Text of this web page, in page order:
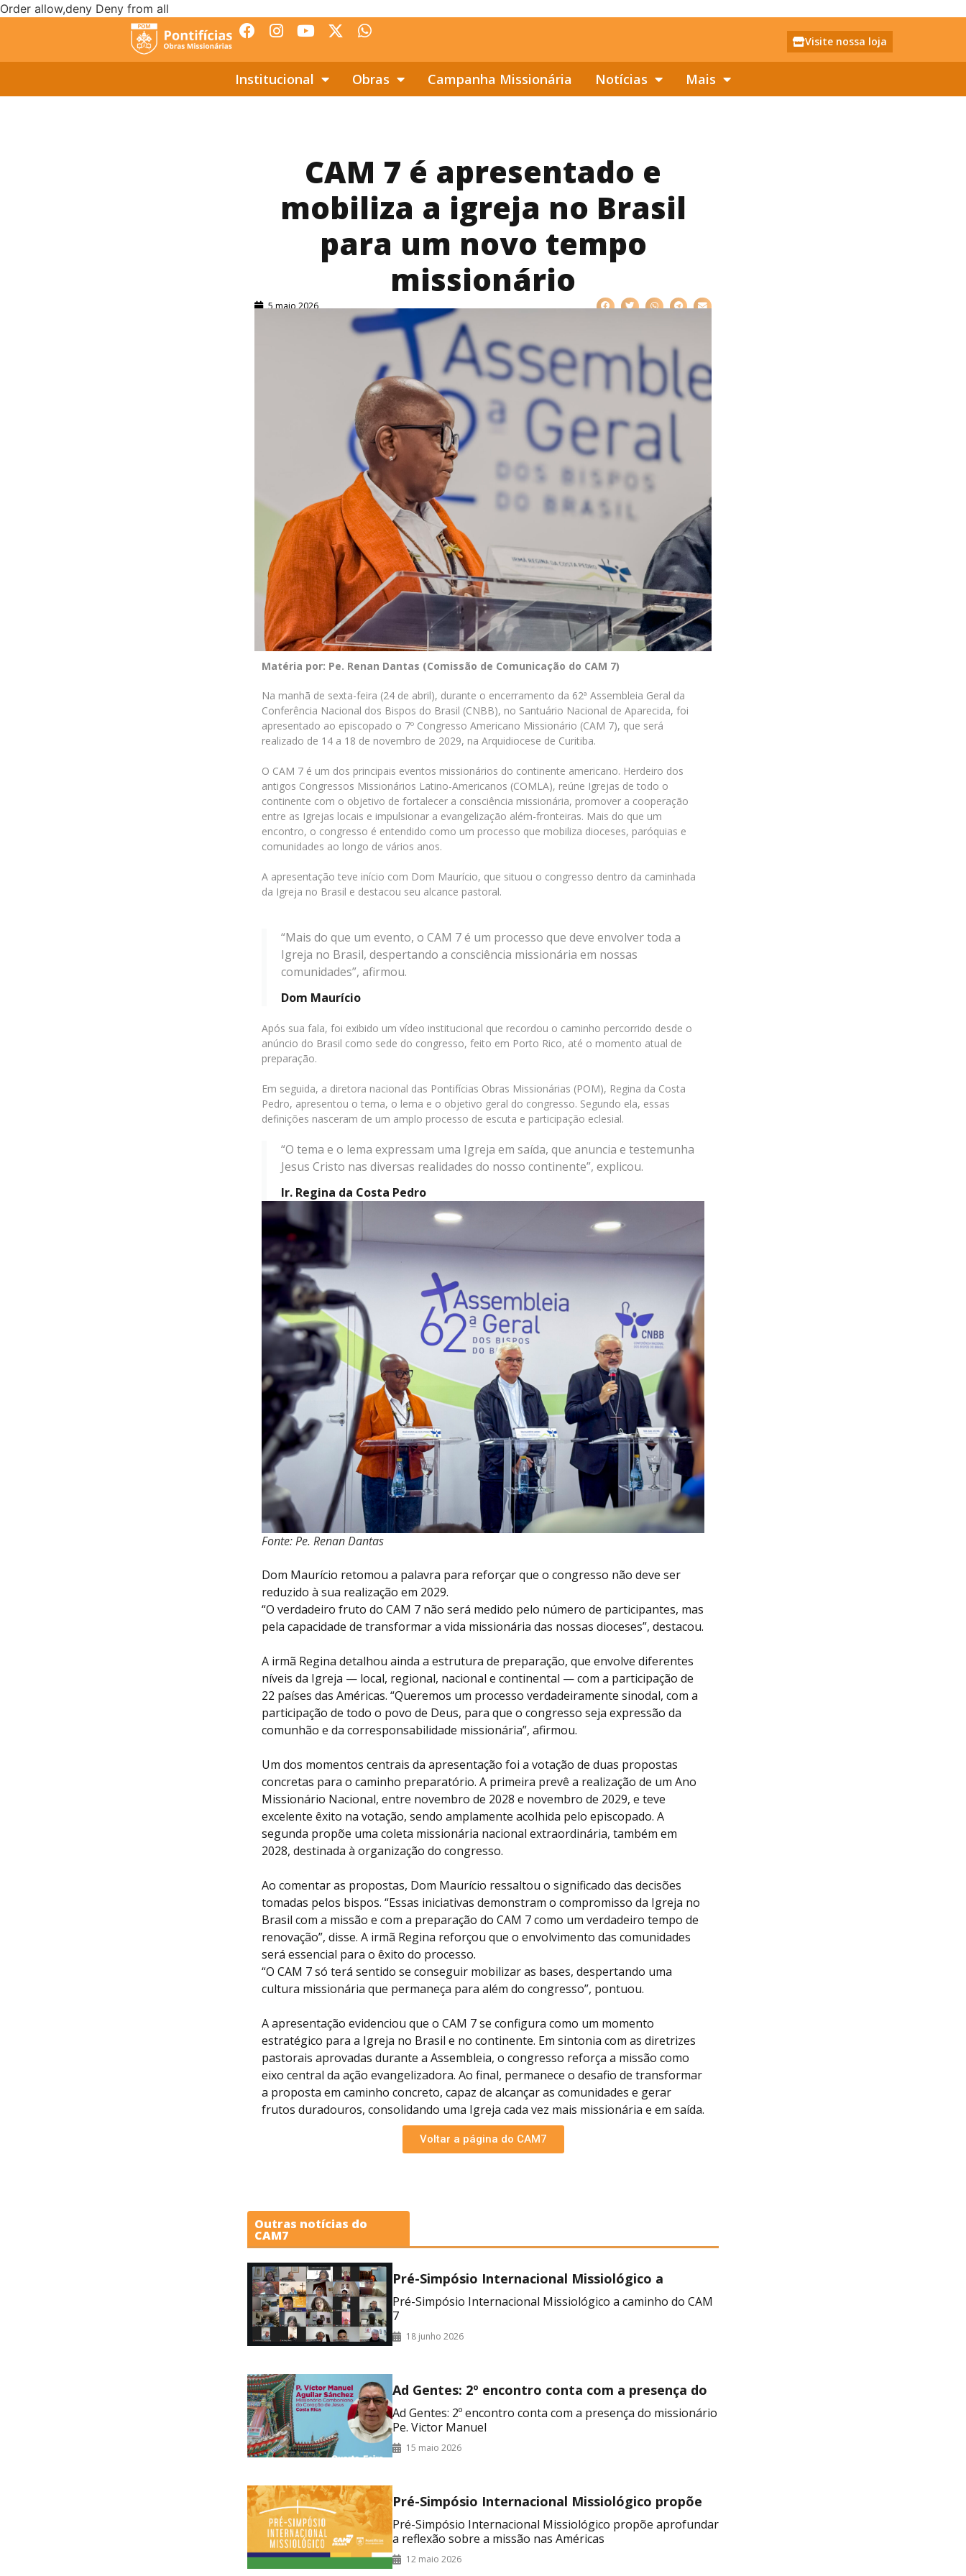
Order allow,deny Deny from all
Visite nossa loja
Institucional Obras Campanha Missionária Notícias Mais
CAM 7 é apresentado e
mobiliza a igreja no Brasil
para um novo tempo
missionário
5 maio 2026
Matéria por: Pe. Renan Dantas (Comissão de Comunicação do CAM 7)
Na manhã de sexta-feira (24 de abril), durante o encerramento da 62ª Assembleia Geral da
Conferência Nacional dos Bispos do Brasil (CNBB), no Santuário Nacional de Aparecida, foi
apresentado ao episcopado o 7º Congresso Americano Missionário (CAM 7), que será
realizado de 14 a 18 de novembro de 2029, na Arquidiocese de Curitiba.
O CAM 7 é um dos principais eventos missionários do continente americano. Herdeiro dos
antigos Congressos Missionários Latino-Americanos (COMLA), reúne Igrejas de todo o
continente com o objetivo de fortalecer a consciência missionária, promover a cooperação
entre as Igrejas locais e impulsionar a evangelização além-fronteiras. Mais do que um
encontro, o congresso é entendido como um processo que mobiliza dioceses, paróquias e
comunidades ao longo de vários anos.
A apresentação teve início com Dom Maurício, que situou o congresso dentro da caminhada
da Igreja no Brasil e destacou seu alcance pastoral.
“Mais do que um evento, o CAM 7 é um processo que deve envolver toda a
Igreja no Brasil, despertando a consciência missionária em nossas
comunidades”, afirmou.
Dom Maurício
Após sua fala, foi exibido um vídeo institucional que recordou o caminho percorrido desde o
anúncio do Brasil como sede do congresso, feito em Porto Rico, até o momento atual de
preparação.
Em seguida, a diretora nacional das Pontifícias Obras Missionárias (POM), Regina da Costa
Pedro, apresentou o tema, o lema e o objetivo geral do congresso. Segundo ela, essas
definições nasceram de um amplo processo de escuta e participação eclesial.
“O tema e o lema expressam uma Igreja em saída, que anuncia e testemunha
Jesus Cristo nas diversas realidades do nosso continente”, explicou.
Ir. Regina da Costa Pedro
Fonte: Pe. Renan Dantas
Dom Maurício retomou a palavra para reforçar que o congresso não deve ser
reduzido à sua realização em 2029.
“O verdadeiro fruto do CAM 7 não será medido pelo número de participantes, mas
pela capacidade de transformar a vida missionária das nossas dioceses”, destacou.
A irmã Regina detalhou ainda a estrutura de preparação, que envolve diferentes
níveis da Igreja — local, regional, nacional e continental — com a participação de
22 países das Américas. “Queremos um processo verdadeiramente sinodal, com a
participação de todo o povo de Deus, para que o congresso seja expressão da
comunhão e da corresponsabilidade missionária”, afirmou.
Um dos momentos centrais da apresentação foi a votação de duas propostas
concretas para o caminho preparatório. A primeira prevê a realização de um Ano
Missionário Nacional, entre novembro de 2028 e novembro de 2029, e teve
excelente êxito na votação, sendo amplamente acolhida pelo episcopado. A
segunda propõe uma coleta missionária nacional extraordinária, também em
2028, destinada à organização do congresso.
Ao comentar as propostas, Dom Maurício ressaltou o significado das decisões
tomadas pelos bispos. “Essas iniciativas demonstram o compromisso da Igreja no
Brasil com a missão e com a preparação do CAM 7 como um verdadeiro tempo de
renovação”, disse. A irmã Regina reforçou que o envolvimento das comunidades
será essencial para o êxito do processo.
“O CAM 7 só terá sentido se conseguir mobilizar as bases, despertando uma
cultura missionária que permaneça para além do congresso”, pontuou.
A apresentação evidenciou que o CAM 7 se configura como um momento
estratégico para a Igreja no Brasil e no continente. Em sintonia com as diretrizes
pastorais aprovadas durante a Assembleia, o congresso reforça a missão como
eixo central da ação evangelizadora. Ao final, permanece o desafio de transformar
a proposta em caminho concreto, capaz de alcançar as comunidades e gerar
frutos duradouros, consolidando uma Igreja cada vez mais missionária e em saída.
Voltar a página do CAM7
Outras notícias do
CAM7
Pré-Simpósio Internacional Missiológico a
caminho do CAM 7
Pré-Simpósio Internacional Missiológico a caminho do CAM
7
18 junho 2026
Ad Gentes: 2º encontro conta com a presença do
missionário Pe. Victor Manuel
Ad Gentes: 2º encontro conta com a presença do missionário
Pe. Victor Manuel
15 maio 2026
Pré-Simpósio Internacional Missiológico propõe
aprofundar a reflexão sobre a missão nas
Américas
Pré-Simpósio Internacional Missiológico propõe aprofundar
a reflexão sobre a missão nas Américas
12 maio 2026